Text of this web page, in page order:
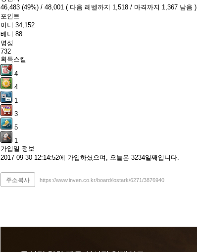
46,483 (49%) / 48,001 ( 다음 레벨까지 1,518 / 마격까지 1,367 남음 )
포인트
이니 34,152
베니 88
명성
732
획득스킬
4
4
1
3
5
1
가입일 정보
2017-09-30 12:14:52에 가입하셨으며, 오늘은 3234일째입니다.
주소복사 https://www.inven.co.kr/board/lostark/6271/3876940